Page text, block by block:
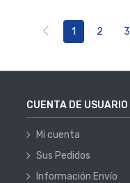
1 2 3
CUENTA DE USUARIO
Mi cuenta
Sus Pedidos
Información Envío